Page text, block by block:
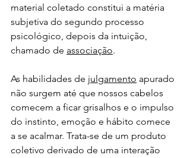
material coletado constitui a matéria
subjetiva do segundo processo
psicológico, depois da intuição,
chamado de associação.
As habilidades de julgamento apurado
não surgem até que nossos cabelos
comecem a ficar grisalhos e o impulso
do instinto, emoção e hábito comece
a se acalmar. Trata-se de um produto
coletivo derivado de uma interação